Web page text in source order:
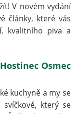
V novém vydání
články, které vás
kvalitního piva a
Osmec
kuchyně a my se
který se